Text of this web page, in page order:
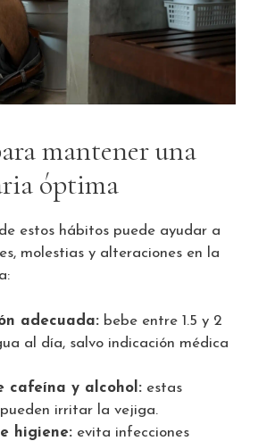
mantener una
óptima
estos hábitos puede ayudar a
molestias y alteraciones en la
adecuada: bebe entre 1.5 y 2
al día, salvo indicación médica
cafeína y alcohol: estas
irritar la vejiga.
higiene: evita infecciones